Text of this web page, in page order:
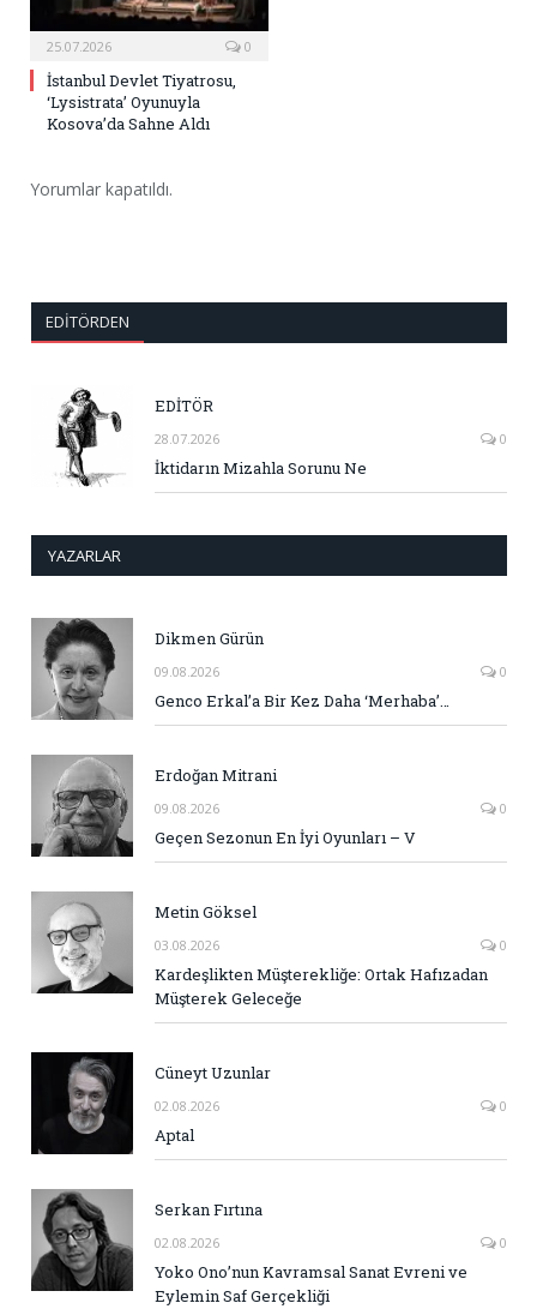
25.07.2026 0
İstanbul Devlet Tiyatrosu,
‘Lysistrata’ Oyunuyla
Kosova’da Sahne Aldı
Yorumlar kapatıldı.
EDITÖRDEN
EDİTÖR
28.07.2026 0
İktidarın Mizahla Sorunu Ne
YAZARLAR
Dikmen Gürün
09.08.2026 0
Genco Erkal’a Bir Kez Daha ‘Merhaba’…
Erdoğan Mitrani
09.08.2026 0
Geçen Sezonun En İyi Oyunları – V
Metin Göksel
03.08.2026 0
Kardeşlikten Müşterekliğe: Ortak Hafızadan
Müşterek Geleceğe
Cüneyt Uzunlar
02.08.2026 0
Aptal
Serkan Fırtına
02.08.2026 0
Yoko Ono’nun Kavramsal Sanat Evreni ve
Eylemin Saf Gerçekliği